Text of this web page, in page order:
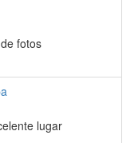
fotos
lugar